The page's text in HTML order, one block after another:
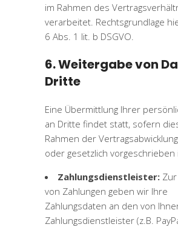
im Rahmen des
verarbeitet. Rechtsgrundlage
6 Abs. 1 lit. b DSGVO.
6. Weitergabe von
Dritte
Eine Übermittlung Ihrer
an Dritte findet statt, sofern
Rahmen der
oder gesetzlich vorgeschrieben
Zahlungsdienstleister:
von Zahlungen geben wir Ihre
Zahlungsdaten an den von
Zahlungsdienstleister (z.B.